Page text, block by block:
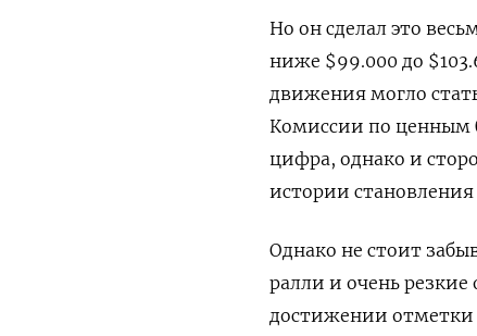
Но он сделал это
ниже $99.000 до
движения могло
Комиссии по ценным
цифра, однако и
истории
Однако не стоит
ралли и очень
достижении отметки